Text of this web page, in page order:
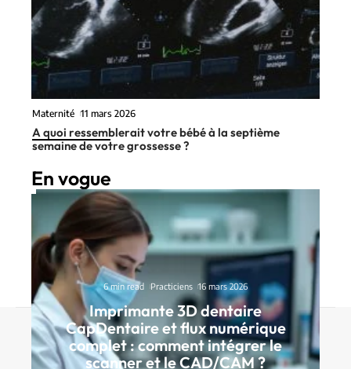
Maternité 11 mars 2026
A quoi ressemblerait votre bébé à la septième
semaine de votre grossesse ?
En vogue
6 min read Practiciens 16 mars 2026
Imprimante 3D dentaire
CapDentaire et flux numérique
complet : comment intégrer le
scanner et le CAD/CAM ?
© 2025 | drhackney.net
Contact Mentions Légales Sitemap